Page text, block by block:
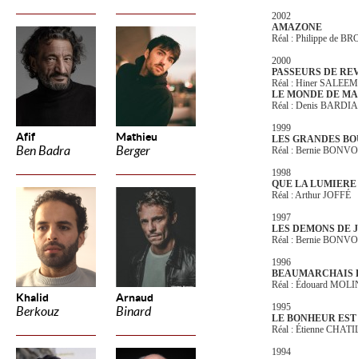
Afif
Ben Badra
Mathieu
Berger
Khalid
Berkouz
Arnaud
Binard
2002
AMAZONE
Réal : Philippe de
2000
PASSEURS DE
Réal : Hiner
LE MONDE DE
Réal : Denis
1999
LES GRANDES
Réal : Bernie
1998
QUE LA
Réal : Arthur JOFFÉ
1997
LES DEMONS DE
Réal : Bernie
1996
BEAUMARCHAIS
Réal : Édouard
1995
LE BONHEUR
Réal : Étienne
1994